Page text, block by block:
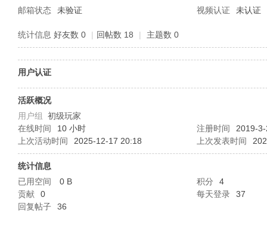
邮箱状态
未验证 视频认证 未认证
统计信息 好友数 0 | 回帖数 18 | 主题数 0
用户认证
活跃概况
用户组 初级玩家
在线时间
10 小时 注册时间
2019-
上次活动时间
2025-12-17 20:18 上次发表时间
统计信息
已用空间
0 B 积分
4
贡献
0 每天登录
37
回复帖子
36